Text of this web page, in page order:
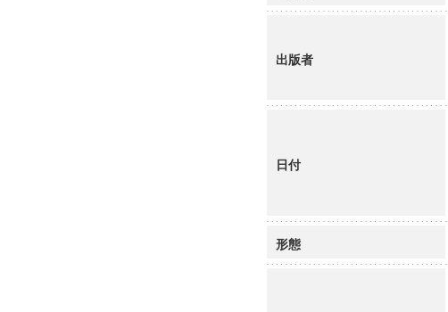
グローバルリサーチインスティテュート
慶應義塾大学グローバルCOEプログラム市民社会ガバナンス教育
慶應義塾大学グローバルCOEプログラム論理と感性の先端的教育
博士課程教育リーディングプログラム「超成熟社会発展のサイエ
出版者
日付
形態